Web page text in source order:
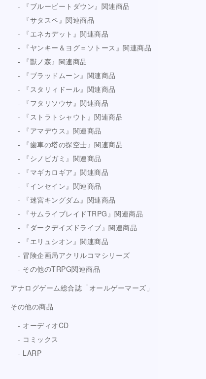
『ブルービートダウン』関連商品
『サタスペ』関連商品
『エネカデット』関連商品
『ヤンキー＆ヨグ＝ソトース』関連商品
『獸ノ森』関連商品
『ブラッドムーン』関連商品
『スタリィドール』関連商品
『フタリソウサ』関連商品
『ストラトシャウト』関連商品
『アマデウス』関連商品
『歯車の塔の探空士』関連商品
『シノビガミ』関連商品
『マギカロギア』関連商品
『インセイン』関連商品
『迷宮キングダム』関連商品
『サムライブレイドTRPG』関連商品
『ダークデイズドライブ』関連商品
『エリュシオン』関連商品
冒険企画局アクリルコマシリーズ
その他のTRPG関連商品
アナログゲーム総合誌「オールゲーマーズ」
その他の商品
オーディオCD
コミックス
LARP